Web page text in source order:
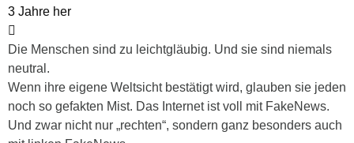
3 Jahre her
Die Menschen sind zu leichtgläubig. Und sie sind niemals
neutral.
Wenn ihre eigene Weltsicht bestätigt wird, glauben sie jeden
noch so gefakten Mist. Das Internet ist voll mit FakeNews.
Und zwar nicht nur „rechten“, sondern ganz besonders auch